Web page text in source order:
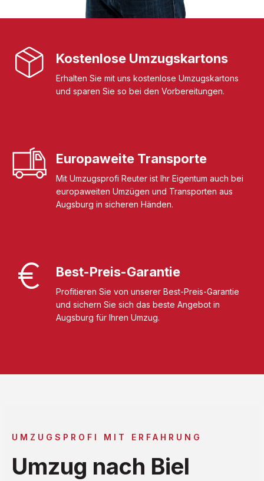
Kostenlose Umzugskartons
Erhalten Sie mit uns kostenlose Umzugskartons
und sparen Sie so bei den Vorbereitungen.
Europaweite Transporte
Mit Umzugsprofi Reuter ist Ihr Eigentum auch bei
europaweiten Umzügen und Transporten aus
Augsburg in sicheren Händen.
Best-Preis-Garantie
Profitieren Sie von unserer Best-Preis-Garantie
und sichern Sie sich das beste Angebot in
Augsburg für Ihren Umzug.
UMZUGSPROFI MIT ERFAHRUNG
Umzug nach Biel